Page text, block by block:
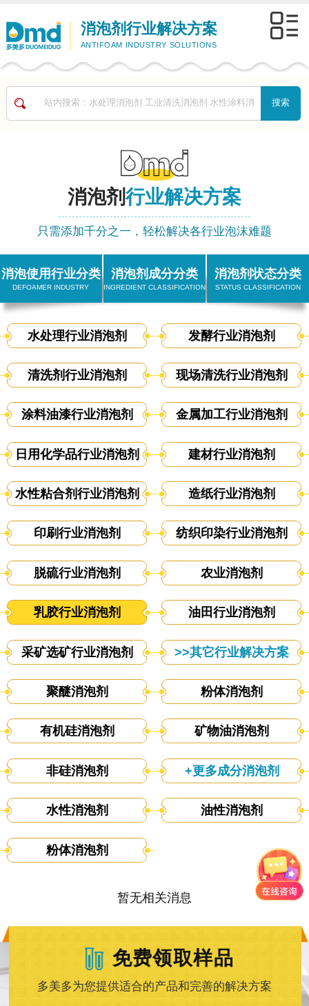
消泡剂行业解决方案
ANTIFOAM INDUSTRY SOLUTIONS
消泡剂行业解决方案
只需添加千分之一，轻松解决各行业泡沫难题
消泡使用行业分类
DEFOAMER INDUSTRY
水处理行业消泡剂 发酵行业消泡剂
清洗剂行业消泡剂 现场清洗行业消泡剂
涂料油漆行业消泡剂 金属加工行业消泡剂
日用化学品行业消泡剂 建材行业消泡剂
水性粘合剂行业消泡剂 造纸行业消泡剂
印刷行业消泡剂 纺织印染行业消泡剂
脱硫行业消泡剂 农业消泡剂
乳胶行业消泡剂 油田行业消泡剂
采矿选矿行业消泡剂 >>其它行业解决方案
消泡剂成分分类
INGREDIENT CLASSIFICATION
聚醚消泡剂 粉体消泡剂
有机硅消泡剂 矿物油消泡剂
非硅消泡剂 +更多成分消泡剂
消泡剂状态分类
STATUS CLASSIFICATION
水性消泡剂 油性消泡剂
粉体消泡剂
暂无相关消息
免费领取样品
多美多为您提供适合的产品和完善的解决方案